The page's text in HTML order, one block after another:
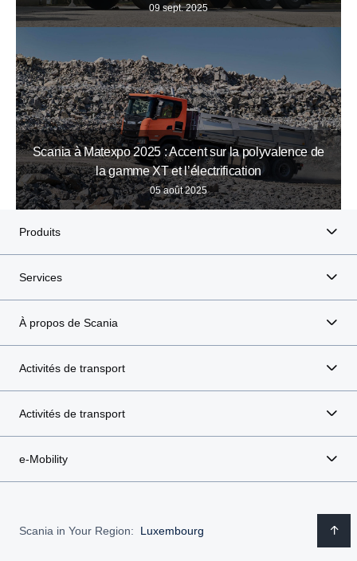
09 sept. 2025
Scania à Matexpo 2025 : Accent sur la polyvalence de
la gamme XT et l’électrification
05 août 2025
Produits
Services
À propos de Scania
Activités de transport
Activités de transport
e-Mobility
Scania in Your Region: Luxembourg